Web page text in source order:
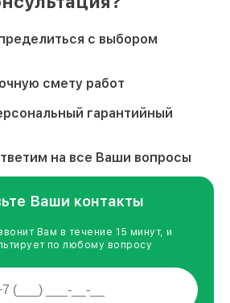
с выбором
смету работ
гарантийный
на все Ваши вопросы
Ваши контакты
Вам в течение 15 минут, и
по любому вопросу